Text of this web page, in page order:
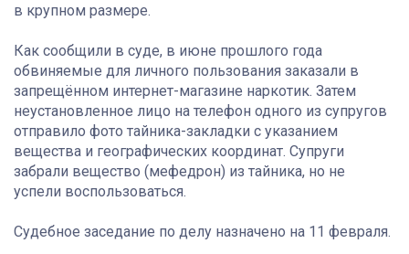
в крупном размере.
Как сообщили в суде, в июне прошлого года
обвиняемые для личного пользования заказали в
запрещённом интернет-магазине наркотик. Затем
неустановленное лицо на телефон одного из супругов
отправило фото тайника-закладки с указанием
вещества и географических координат. Супруги
забрали вещество (мефедрон) из тайника, но не
успели воспользоваться.
Судебное заседание по делу назначено на 11 февраля.